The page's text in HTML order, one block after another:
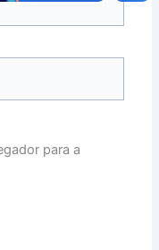
para a